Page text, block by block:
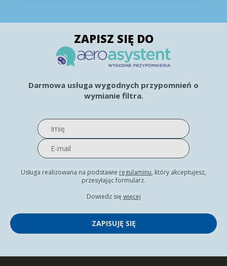
ZAPISZ SIĘ DO
Darmowa usługa wygodnych przypomnień o
wymianie filtra.
Usługa realizowana na podstawie regulaminu, który akceptujesz,
przesyłając formularz.
Dowiedz się więcej
ZAPISUJĘ SIĘ